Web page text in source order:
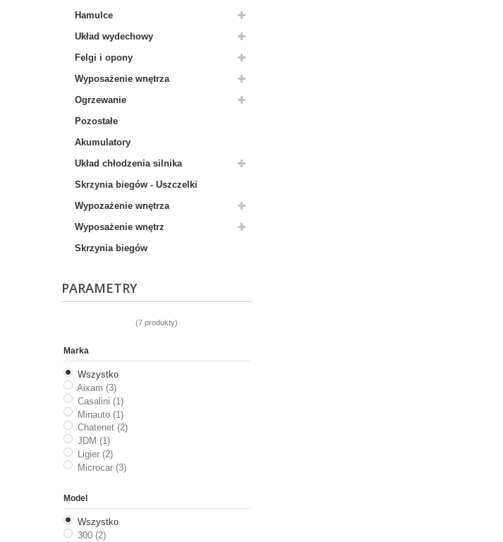
Hamulce
Układ wydechowy
Felgi i opony
Wyposażenie wnętrza
Ogrzewanie
Pozostałe
Akumulatory
Układ chłodzenia silnika
Skrzynia biegów - Uszczelki
Wypozażenie wnętrza
Wyposażenie wnętrz
Skrzynia biegów
PARAMETRY
(7 produkty)
Marka
Wszystko
Aixam (3)
Casalini (1)
Minauto (1)
Chatenet (2)
JDM (1)
Ligier (2)
Microcar (3)
Model
Wszystko
300 (2)